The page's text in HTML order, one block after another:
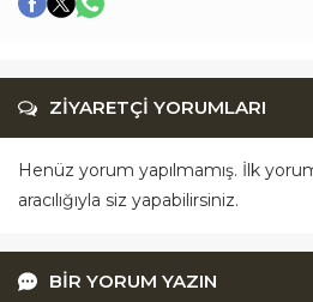
ZİYARETÇİ YORUMLARI
Henüz yorum yapılmamış. İlk
aracılığıyla siz yapabilirsiniz.
BİR YORUM YAZIN